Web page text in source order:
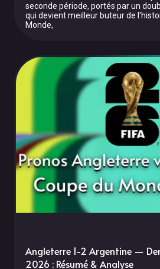
seconde période, portés par un
qui devient meilleur buteur de
Monde,
Angleterre 1-2 Argentine —
2026 : Résumé & Analyse